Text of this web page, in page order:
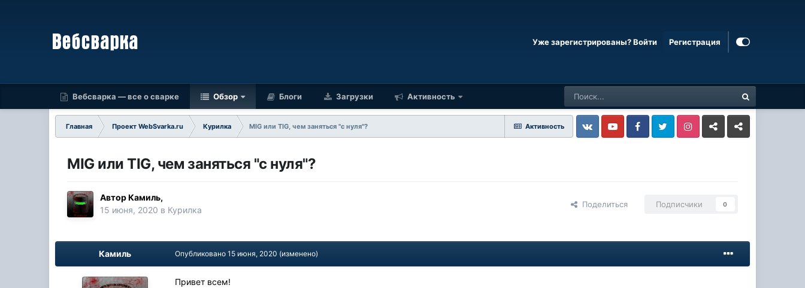
Уже зарегистрированы? Войти Регистрация
Вебсварка — все о сварке Обзор Блоги Загрузки Активность
Активность
Главная Проект WebSvarka.ru Курилка
MIG или TIG, чем заняться "с нуля"?
VkontakteYouTube FacebookTwitter InstagramLivejournalOdnoklassniki
MIG или TIG, чем заняться "с нуля"?
АвторКамиль,
15 июня, 2020 в Курилка
Поделиться Подписчики 0
Камиль Опубликовано15 июня, 2020 (изменено)
Привет всем!